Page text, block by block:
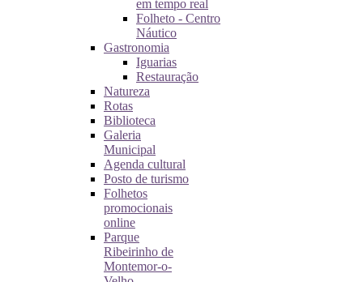
em tempo real
Folheto - Centro
Náutico
Gastronomia
Iguarias
Restauração
Natureza
Rotas
Biblioteca
Galeria
Municipal
Agenda cultural
Posto de turismo
Folhetos
promocionais
online
Parque
Ribeirinho de
Montemor-o-